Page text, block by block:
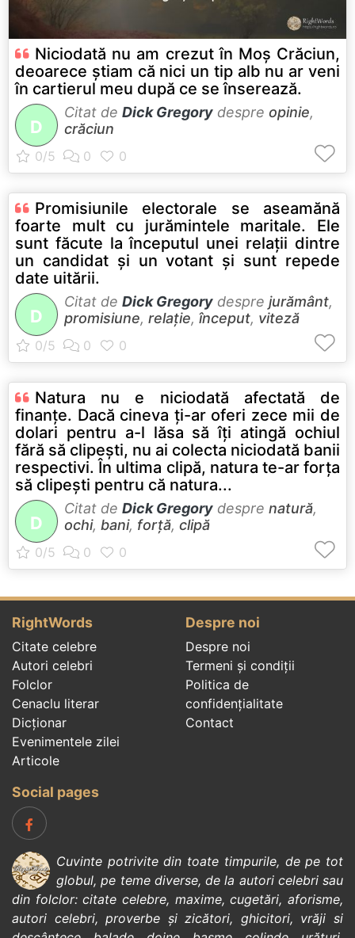
Niciodată nu am crezut în Moș Crăciun,
deoarece știam că nici un tip alb nu ar veni
în cartierul meu după ce se înserează.
D
Citat de Dick Gregory despre opinie,
crăciun
Promisiunile electorale se aseamănă
foarte mult cu jurămintele maritale. Ele
sunt făcute la începutul unei relaţii dintre
un candidat şi un votant şi sunt repede
date uitării.
D
Citat de Dick Gregory despre jurământ,
promisiune, relație, început, viteză
Natura nu e niciodată afectată de
finanţe. Dacă cineva ţi-ar oferi zece mii de
dolari pentru a-l lăsa să îţi atingă ochiul
fără să clipeşti, nu ai colecta niciodată banii
respectivi. În ultima clipă, natura te-ar forţa
să clipeşti pentru că natura...
D
Citat de Dick Gregory despre natură,
ochi, bani, forță, clipă
RightWords
Citate celebre
Autori celebri
Folclor
Cenaclu literar
Dicționar
Evenimentele zilei
Articole
Despre noi
Despre noi
Termeni și condiții
Politica de
confidenţialitate
Contact
Social pages
Cuvinte potrivite din toate timpurile, de pe tot
globul, pe teme diverse, de la autori celebrisau
din folclor:citate celebre, maxime,cugetări,aforisme,
autori celebri,proverbe și zicători, ghicitori, vrăji si